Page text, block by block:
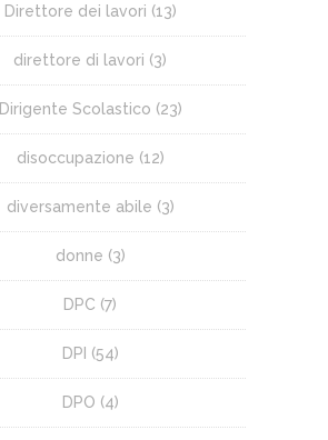
Direttore dei lavori (13)
direttore di lavori (3)
Dirigente Scolastico (23)
disoccupazione (12)
diversamente abile (3)
donne (3)
DPC (7)
DPI (54)
DPO (4)